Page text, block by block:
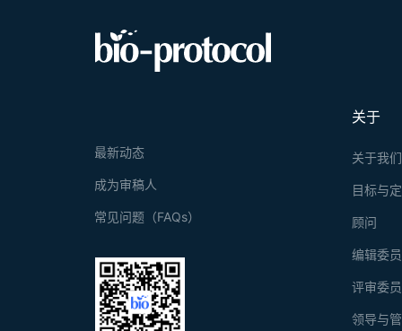
关于
关于我们
目标与
顾问
编辑委
评审委
领导与
最新动态
成为审稿人
常见问题（FAQs）